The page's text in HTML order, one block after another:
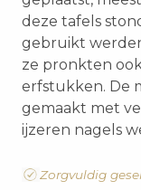
deze tafels
gebruikt
ze pronkten
erfstukken. De
gemaakt met
ijzeren nagels
Zorgvuldig